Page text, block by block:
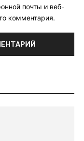
почты и веб-
комментария.